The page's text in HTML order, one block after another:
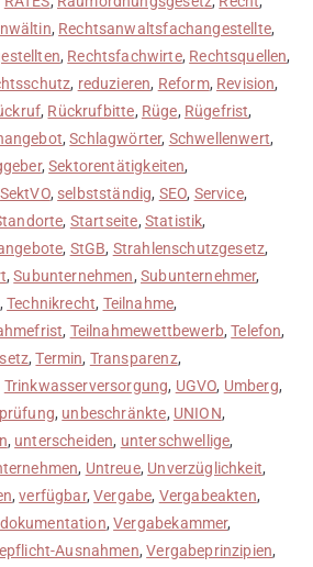
, Rechtsanwaltsfachangestellte,
, Rechtsfachwirte, Rechtsquellen,
, reduzieren, Reform, Revision,
, Rückrufbitte, Rüge, Rügefrist,
,Schlagwörter, Schwellenwert,
,Sektorentätigkeiten,
SektVO, selbstständig, SEO, Service,
, Startseite, Statistik,
, StGB, Strahlenschutzgesetz,
,Subunternehmen, Subunternehmer,
,Technikrecht, Teilnahme,
, Teilnahmewettbewerb,Telefon,
,Termin, Transparenz,
Trinkwasserversorgung, UGVO, Umberg,
, unbeschränkte, UNION,
, unterscheiden, unterschwellige,
, Untreue, Unverzüglichkeit,
,verfügbar,Vergabe, Vergabeakten,
,Vergabekammer,
Ausnahmen,Vergabeprinzipien,